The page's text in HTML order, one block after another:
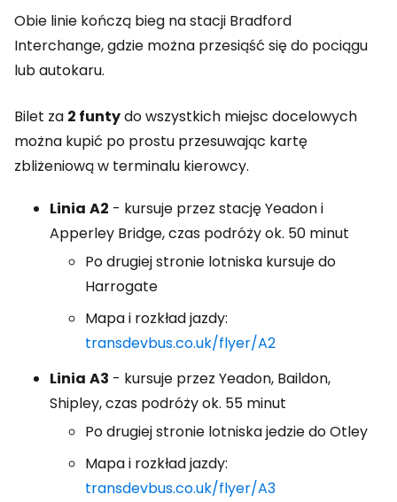
Obie linie kończą bieg na stacji Bradford
Interchange, gdzie można przesiąść się do pociągu
lub autokaru.
Bilet za 2 funtydo wszystkich miejsc docelowych
można kupić po prostu przesuwając kartę
zbliżeniową w terminalu kierowcy.
Linia A2 - kursuje przez stację Yeadon i
Apperley Bridge, czas podróży ok. 50 minut
Po drugiej stronie lotniska kursuje do
Harrogate
Mapa i rozkład jazdy:
transdevbus.co.uk/flyer/A2
Linia A3 - kursuje przez Yeadon, Baildon,
Shipley, czas podróży ok. 55 minut
Po drugiej stronie lotniska jedzie do Otley
Mapa i rozkład jazdy:
transdevbus.co.uk/flyer/A3